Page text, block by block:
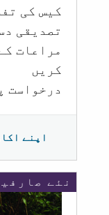
کیس کی
تصدیقی
مراعات
کریں
درخواست
اپنے
نئے